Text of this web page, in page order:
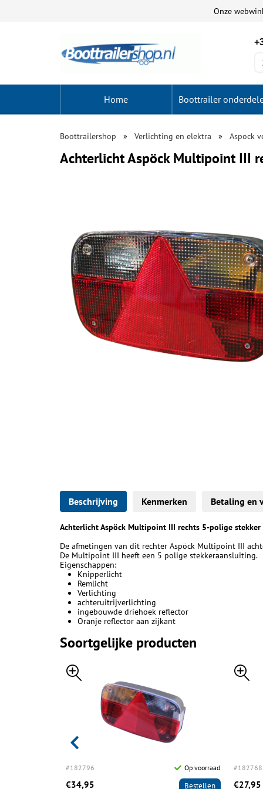
Onze
Home Boottrailer
Boottrailershop Verlichting en elektra Aspock
Achterlicht Aspöck Multipoint III
Beschrijving Kenmerken Betaling en
Achterlicht Aspöck Multipoint III rechts 5-polige stekker
De afmetingen van dit rechter Aspöck Multipoint III
De Multipoint III heeft een 5 polige stekkeraansluiting.
Eigenschappen:
Knipperlicht
Remlicht
Verlichting
achteruitrijverlichting
ingebouwde driehoek reflector
Oranje reflector aan zijkant
Soortgelijke producten
#182796 Op voorraad
€34,95 Bestellen
#182768
€27,95